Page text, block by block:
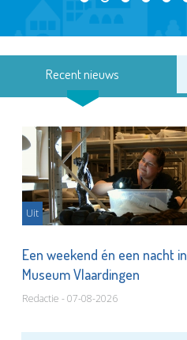
Recent nieuws
Uit
Een weekend én een nacht in
Museum Vlaardingen
Redactie - 07-08-2026